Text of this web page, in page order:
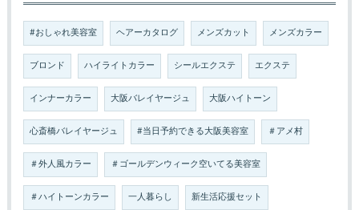
#おしゃれ美容室 ヘアーカタログ メンズカット メンズカラー
ブロンド ハイライトカラー シールエクステ エクステ
インナーカラー 大阪バレイヤージュ 大阪ハイトーン
心斎橋バレイヤージュ #当日予約できる大阪美容室 ＃アメ村
＃外人風カラー ＃ゴールデンウィーク空いてる美容室
＃ハイトーンカラー 一人暮らし 新生活応援セット